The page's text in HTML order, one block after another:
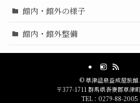
館内・館外の様子
館内・館外整備
©草津温泉益成屋旅館.